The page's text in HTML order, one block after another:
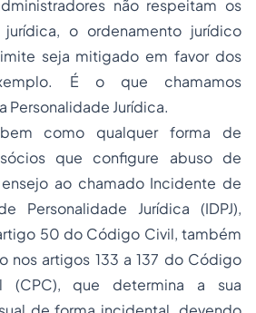
não respeitam os
o ordenamento jurídico
seja mitigado em favor dos
É o que chamamos
Personalidade Jurídica.
como qualquer forma de
que configure abuso de
ao chamado Incidente de
Personalidade Jurídica (IDPJ),
50 do Código Civil, também
nos artigos 133 a 137 do Código
(CPC), que determina a sua